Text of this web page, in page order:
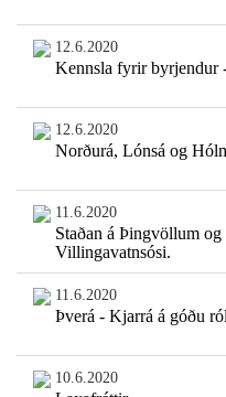
12.6.2020
Kennsla fyrir byrjendur
12.6.2020
Norðurá, Lónsá og
11.6.2020
Staðan á Þingvöllum
Villingavatnsósi.
11.6.2020
Þverá - Kjarrá á góðu
10.6.2020